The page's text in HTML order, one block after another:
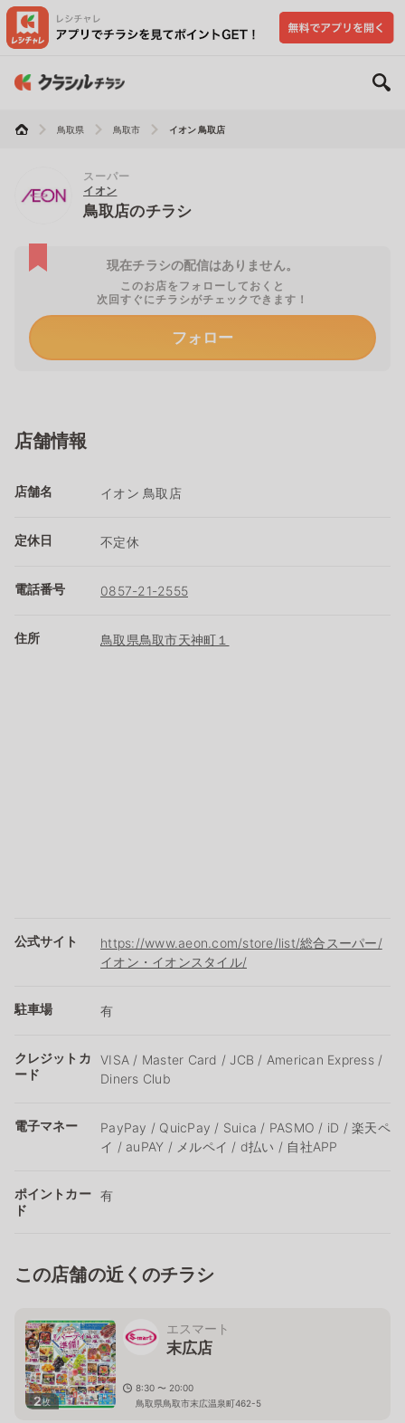
鳥取県 鳥取市 イオン 鳥取店
スーパー
イオン
鳥取店のチラシ
現在チラシの配信はありません。
このお店をフォローしておくと
次回すぐにチラシがチェックできます！
フォロー
店舗情報
店舗名 イオン 鳥取店
定休日 不定休
電話番号 0857-21-2555
住所 鳥取県鳥取市天神町１
公式サイト
https://www.aeon.com/store/list/総合スーパー/
イオン・イオンスタイル/
駐車場 有
クレジットカ
ード
VISA / Master Card / JCB / American Express /
Diners Club
電子マネー
PayPay / QuicPay / Suica / PASMO / iD / 楽天ペ
イ / auPAY / メルペイ / d払い / 自社APP
ポイントカー
ド
有
この店舗の近くのチラシ
2枚
エスマート
末広店
8:30 〜 20:00
鳥取県鳥取市末広温泉町462-5